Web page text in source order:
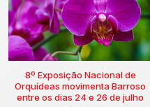
8º Exposição Nacional de
Orquídeas movimenta Barroso
entre os dias 24 e 26 de julho